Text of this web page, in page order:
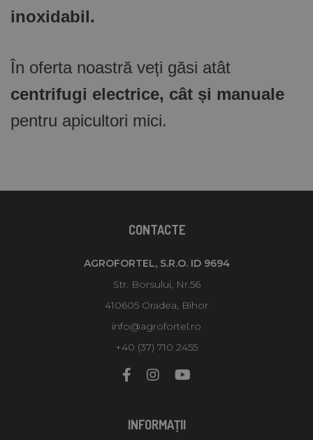
inoxidabil.
În oferta noastră veți găsi atât
centrifugi electrice, cât și manuale
pentru apicultori mici.
CONTACTE
AGROFORTEL, S.R.O. ID 9694
Str. Borsului, Nr.56
410605 Oradea, Bihor
info@agrofortel.ro
+40 (37) 710 2455
INFORMAŢII